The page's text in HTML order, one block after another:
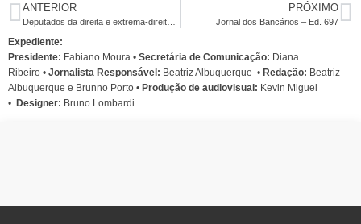
ANTERIOR PRÓXIMO
Jornal dos Bancários – Ed. 697
Expediente:
Presidente: Fabiano Moura • Secretária de Comunicação: Diana
Ribeiro • Jornalista Responsável: Beatriz Albuquerque • Redação: Beatriz
Albuquerque e Brunno Porto • Produção de audiovisual: Kevin Miguel
• Designer: Bruno Lombardi